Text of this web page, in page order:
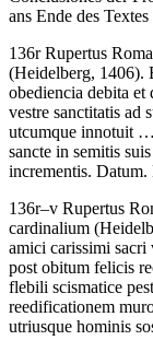
ans Ende des
136rRupertus
(Heidelberg, 1406).
obediencia debita et
vestre sanctitatis ad
utcumque innotuit
sancte in semitis
incrementis. Datum.
136r–v Rupertus
cardinalium
amici carissimi sacri
post obitum felicis
flebili scismatice
reedificationem
utriusque hominis